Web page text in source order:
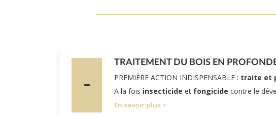
TRAITEMENT DU BOIS EN
PREMIÈRE ACTION INDISPENSABLE : traite et
A la fois insecticide et fongicide contre le
En savoir plus